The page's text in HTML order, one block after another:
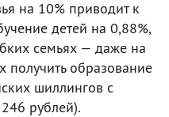
на 10% приводит к
детей на 0,88%,
семьях — даже на
образование
шиллингов с
рублей).